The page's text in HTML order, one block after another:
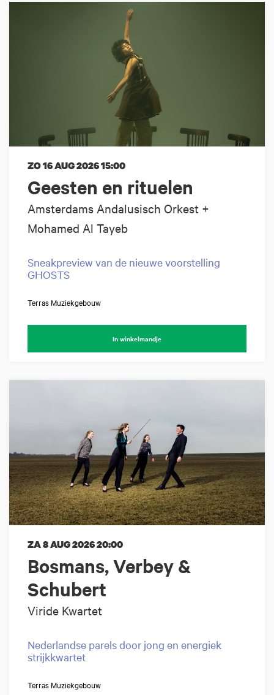
Geesten en rituelen
Amsterdams Andalusisch Orkest +
Mohamed Al Tayeb
ZO 16 AUG 202615:00
Sneakpreview van de nieuwe voorstelling
GHOSTS
Terras Muziekgebouw
In winkelmandje
Bosmans, Verbey &
Schubert
Viride Kwartet
ZA 8 AUG 202620:00
Nederlandse parels door jong en energiek
strijkkwartet
Terras Muziekgebouw